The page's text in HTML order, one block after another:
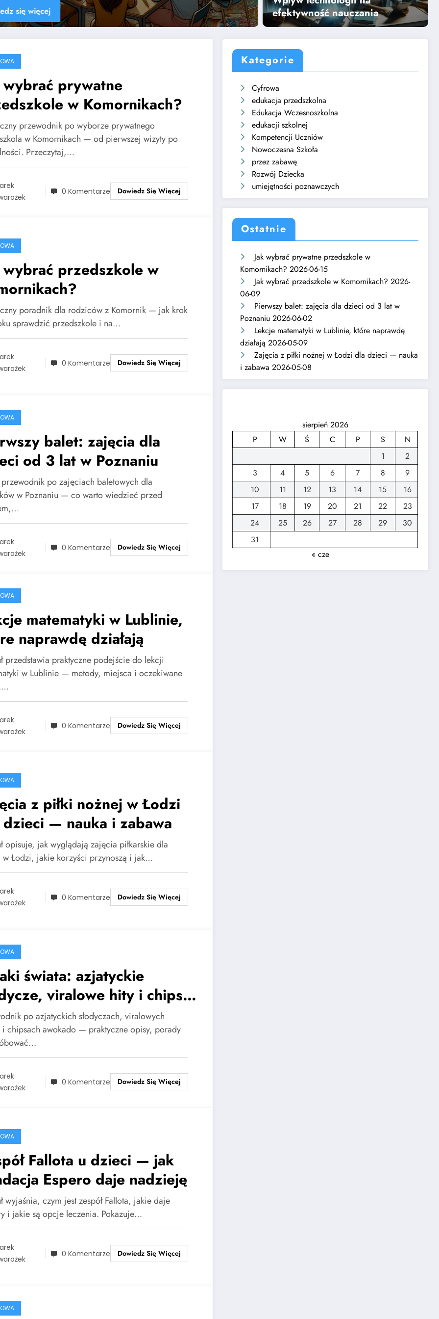
Dowiedz się więcej Dowiedz się więcej
efektywność nauczania
wybrać prywatne
w Komornikach?
przewodnik po wyborze prywatnego
w Komornikach — od pierwszej wizyty po
Przeczytaj,…
0 Komentarze Dowiedz Się Więcej
wybrać przedszkole w
poradnik dla rodziców z Komornik — jak krok
sprawdzić przedszkole i na…
0 Komentarze Dowiedz Się Więcej
balet: zajęcia dla
od 3 lat w Poznaniu
po zajęciach baletowych dla
w Poznaniu — co warto wiedzieć przed
0 Komentarze Dowiedz Się Więcej
matematyki w Lublinie,
naprawdę działają
przedstawia praktyczne podejście do lekcji
w Lublinie — metody, miejsca i oczekiwane
0 Komentarze Dowiedz Się Więcej
z piłki nożnej w Łodzi
— nauka i zabawa
opisuje, jak wyglądają zajęcia piłkarskie dla
Łodzi, jakie korzyści przynoszą i jak…
0 Komentarze Dowiedz Się Więcej
świata: azjatyckie
viralowe hity i chipsy
po azjatyckich słodyczach, viralowych
i chipsach awokado — praktyczne opisy, porady
0 Komentarze Dowiedz Się Więcej
Fallota u dzieci — jak
Espero daje nadzieję
wyjaśnia, czym jest zespół Fallota, jakie daje
i jakie są opcje leczenia. Pokazuje…
0 Komentarze Dowiedz Się Więcej
Kategorie
Cyfrowa
edukacja przedszkolna
Edukacja Wczesnoszkolna
edukacji szkolnej
Kompetencji Uczniów
Nowoczesna Szkoła
przez zabawę
Rozwój Dziecka
umiejętności poznawczych
Ostatnie
Jak wybrać prywatne przedszkole w
Komornikach? 2026-06-15
Jak wybrać przedszkole w Komornikach? 2026-
06-09
Pierwszy balet: zajęcia dla dzieci od 3 lat w
Poznaniu 2026-06-02
Lekcje matematyki w Lublinie, które naprawdę
działają 2026-05-09
Zajęcia z piłki nożnej w Łodzi dla dzieci — nauka
i zabawa 2026-05-08
sierpień 2026
P
W Ś C P S
N
1
2
3
4 5 6 7 8
9
10
11 12 13 14 15
16
17
18 19 20 21 22
23
24
25 26 27 28 29
30
31
« cze